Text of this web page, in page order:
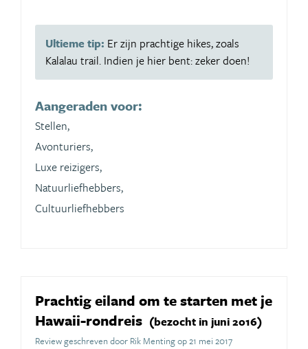
Ultieme tip: Er zijn prachtige hikes, zoals
Kalalau trail. Indien je hier bent: zeker doen!
Aangeraden voor:
Stellen,
Avonturiers,
Luxe reizigers,
Natuurliefhebbers,
Cultuurliefhebbers
Prachtig eiland om te starten met je
Hawaii-rondreis (bezocht in juni 2016)
Review geschreven door Rik Menting op 21 mei 2017